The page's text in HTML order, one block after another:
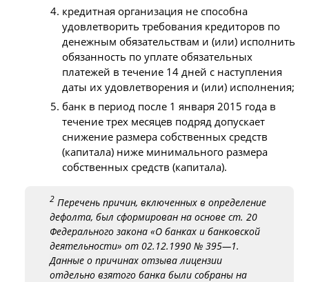
кредитная организация не способна
удовлетворить требования кредиторов по
денежным обязательствам и (или) исполнить
обязанность по уплате обязательных
платежей в течение 14 дней с наступления
даты их удовлетворения и (или) исполнения;
банк в период после 1 января 2015 года в
течение трех месяцев подряд допускает
снижение размера собственных средств
(капитала) ниже минимального размера
собственных средств (капитала).
2 Перечень причин, включенных в определение
дефолта, был сформирован на основе ст. 20
Федерального закона «О банках и банковской
деятельности» от 02.12.1990 № 395—1.
Данные о причинах отзыва лицензии
отдельно взятого банка были собраны на